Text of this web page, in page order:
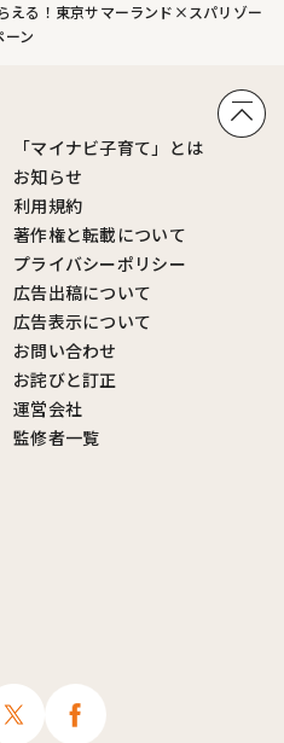
える！東京サマーランド×スパリゾー
ーン
「マイナビ子育て」とは
お知らせ
利用規約
著作権と転載について
プライバシーポリシー
広告出稿について
広告表示について
お問い合わせ
お詫びと訂正
運営会社
監修者一覧